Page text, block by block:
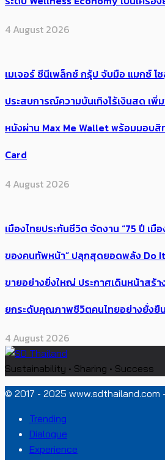
4 August 2026
เมเจอร์ ซีนีเพล็กซ์ กรุ้ป จับมือ แมกซ์ โ
ประสบการณ์ความบันเทิงไร้เงินสด เพิ่
หนังผ่าน Max Me Wallet พร้อมมอบ
Card
4 August 2026
เมืองไทยประกันชีวิต จัดงาน “75 ปี เมื
ของคนทัพหน้า” ปลุกสุดยอดพลัง Do
ขายอย่างยิ่งใหญ่ ประกาศเดินหน้าสร้
ยกระดับคุณภาพชีวิตคนไทยอย่างยั่งยืน
4 August 2026
Sustainability • Sharing • Success
© 2017 - 2025 www.sdthailand.com
Trending
Dialogue
Experience